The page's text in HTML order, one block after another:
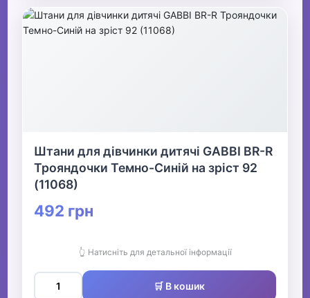
Штани для дівчинки дитячі GABBI BR-R
Трояндочки Темно-Синій на зріст 92
(11068)
492 грн
👆 Натисніть для детальної інформації
🛒 В кошик